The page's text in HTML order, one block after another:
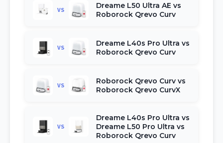
VS
Dreame L50 Ultra AE vs
Roborock Qrevo Curv
VS
Dreame L40s Pro Ultra vs
Roborock Qrevo Curv
VS
Roborock Qrevo Curv vs
Roborock Qrevo CurvX
VS
Dreame L40s Pro Ultra vs
Dreame L50 Pro Ultra vs
Roborock Qrevo Curv